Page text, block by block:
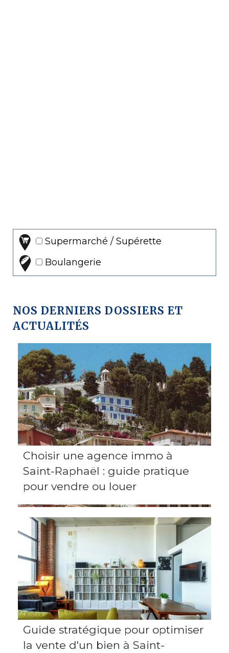
Supermarché / Supérette
Boulangerie
NOS DERNIERS DOSSIERS ET
ACTUALITÉS
Choisir une agence immo à
Saint-Raphaël : guide pratique
pour vendre ou louer
Guide stratégique pour optimiser
la vente d'un bien à Saint-